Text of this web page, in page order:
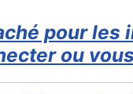
pour les
ou